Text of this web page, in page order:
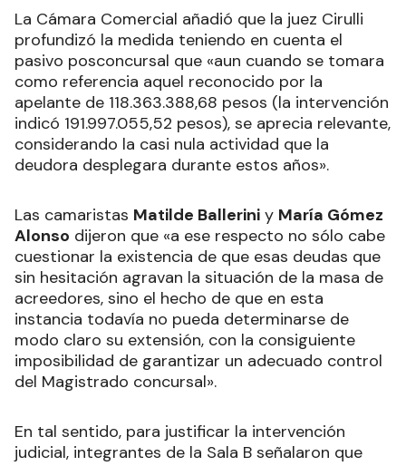
La Cámara Comercial añadió que la juez Cirulli
profundizó la medida teniendo en cuenta el
pasivo posconcursal que «aun cuando se tomara
como referencia aquel reconocido por la
apelante de 118.363.388,68 pesos (la intervención
indicó 191.997.055,52 pesos), se aprecia relevante,
considerando la casi nula actividad que la
deudora desplegara durante estos años».
Las camaristas Matilde Ballerini y María Gómez
Alonso dijeron que «a ese respecto no sólo cabe
cuestionar la existencia de que esas deudas que
sin hesitación agravan la situación de la masa de
acreedores, sino el hecho de que en esta
instancia todavía no pueda determinarse de
modo claro su extensión, con la consiguiente
imposibilidad de garantizar un adecuado control
del Magistrado concursal».
En tal sentido, para justificar la intervención
judicial, integrantes de la Sala B señalaron que